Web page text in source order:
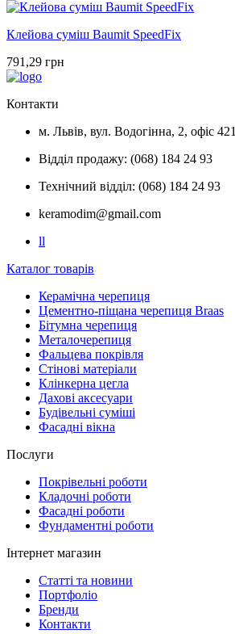
Клейова суміш Baumit SpeedFix
791,29 грн
Контакти
м. Львів, вул. Водогінна, 2, офіс 421
Відділ продажу: (068) 184 24 93
Технічний відділ: (068) 184 24 93
keramodim@gmail.com
ll
Каталог товарів
Керамічна черепиця
Цементно-піщана черепиця Braas
Бітумна черепиця
Металочерепиця
Фальцева покрівля
Стінові матеріали
Клінкерна цегла
Дахові аксесуари
Будівельні суміші
Фасадні вікна
Послуги
Покрівельні роботи
Кладочні роботи
Фасадні роботи
Фундаментні роботи
Інтернет магазин
Статті та новини
Портфоліо
Бренди
Контакти